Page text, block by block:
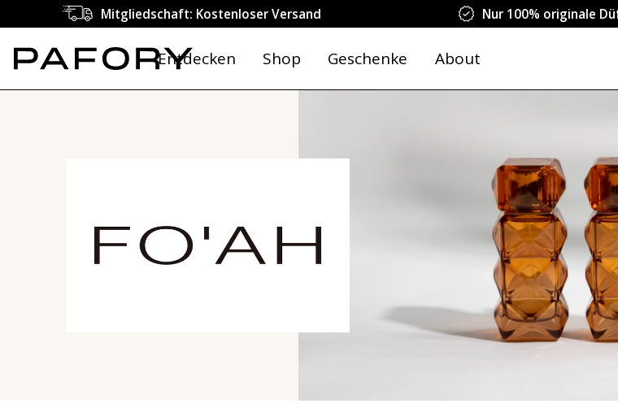
Mitgliedschaft: Kostenloser Versand Nur 100% originale
Entdecken Shop Geschenke About